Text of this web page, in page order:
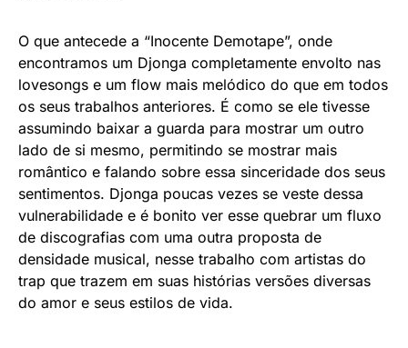
O que antecede a “Inocente Demotape”, onde
encontramos um Djonga completamente envolto nas
lovesongs e um flow mais melódico do que em todos
os seus trabalhos anteriores. É como se ele tivesse
assumindo baixar a guarda para mostrar um outro
lado de si mesmo, permitindo se mostrar mais
romântico e falando sobre essa sinceridade dos seus
sentimentos. Djonga poucas vezes se veste dessa
vulnerabilidade e é bonito ver esse quebrar um fluxo
de discografias com uma outra proposta de
densidade musical, nesse trabalho com artistas do
trap que trazem em suas histórias versões diversas
do amor e seus estilos de vida.